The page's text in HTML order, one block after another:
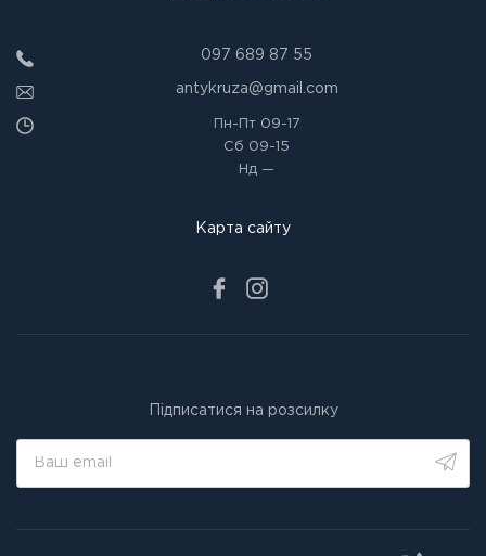
097 689 87 55
antykruza@gmail.com
Пн-Пт09-17
Сб 09-15
Нд —
Карта сайту
Підписатися на розсилку